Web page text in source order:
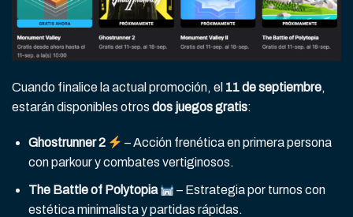
Cuando finalice la actual promoción, el 11 de septiembre,
estarán disponibles otros dos juegos gratis:
Ghostrunner 2
– Acción frenética en primera persona
con parkour y combates vertiginosos.
The Battle of Polytopia
– Estrategia por turnos con
estética minimalista y partidas rápidas.